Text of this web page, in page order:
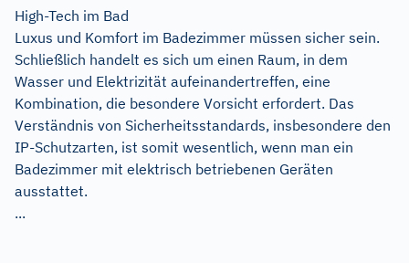
High-Tech im Bad
Luxus und Komfort im Badezimmer müssen sicher sein.
Schließlich handelt es sich um einen Raum, in dem
Wasser und Elektrizität aufeinandertreffen, eine
Kombination, die besondere Vorsicht erfordert. Das
Verständnis von Sicherheitsstandards, insbesondere den
IP-Schutzarten, ist somit wesentlich, wenn man ein
Badezimmer mit elektrisch betriebenen Geräten
ausstattet.
...